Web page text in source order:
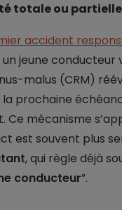
totale ou partielle
accident
jeune conducteur
malus (CRM)
la prochaine
Ce mécanisme
est souvent plus
, qui règle déjà
conducteur”.